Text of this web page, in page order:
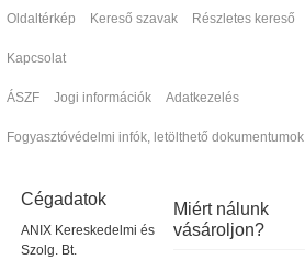
Oldaltérkép Kereső szavak Részletes kereső
Kapcsolat
ÁSZF Jogi információk Adatkezelés
Fogyasztóvédelmi infók, letölthető dokumentumok
Cégadatok
ANIX Kereskedelmi és
Szolg. Bt.
Miért nálunk
vásároljon?